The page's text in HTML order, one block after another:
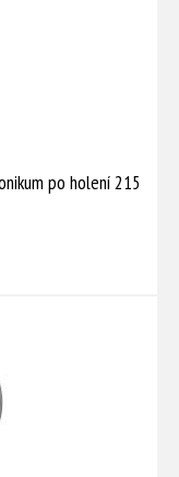
po holení 215